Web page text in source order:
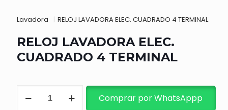
Lavadora | RELOJ LAVADORA ELEC. CUADRADO 4 TERMINAL
RELOJ LAVADORA ELEC.
CUADRADO 4 TERMINAL
LAVADORA
Comprar por WhatsAppp